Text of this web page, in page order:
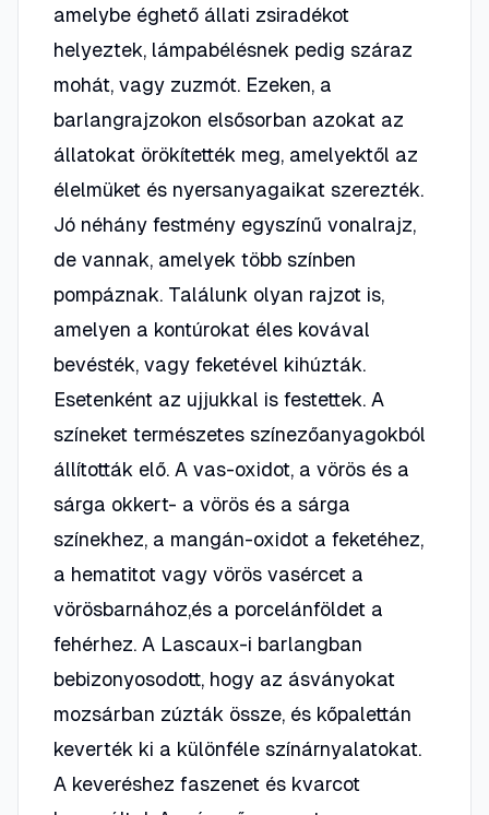
amelybe éghető állati zsiradékot
helyeztek, lámpabélésnek pedig száraz
mohát, vagy zuzmót. Ezeken, a
barlangrajzokon elsősorban azokat az
állatokat örökítették meg, amelyektől az
élelmüket és nyersanyagaikat szerezték.
Jó néhány festmény egyszínű vonalrajz,
de vannak, amelyek több színben
pompáznak. Találunk olyan rajzot is,
amelyen a kontúrokat éles kovával
bevésték, vagy feketével kihúzták.
Esetenként az ujjukkal is festettek. A
színeket természetes színezőanyagokból
állították elő. A vas-oxidot, a vörös és a
sárga okkert- a vörös és a sárga
színekhez, a mangán-oxidot a feketéhez,
a hematitot vagy vörös vasércet a
vörösbarnához,és a porcelánföldet a
fehérhez. A Lascaux-i barlangban
bebizonyosodott, hogy az ásványokat
mozsárban zúzták össze, és kőpalettán
keverték ki a különféle színárnyalatokat.
A keveréshez faszenet és kvarcot